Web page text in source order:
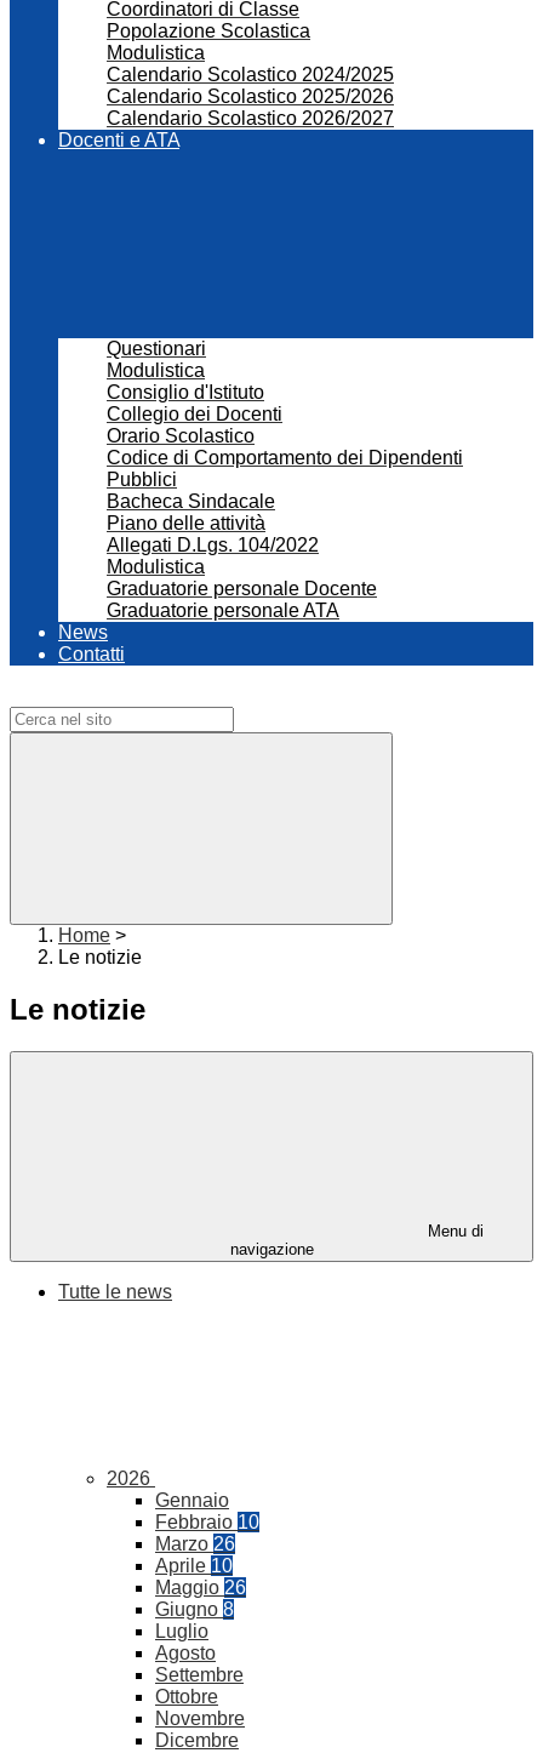
Coordinatori di Classe
Popolazione Scolastica
Modulistica
Calendario Scolastico 2024/2025
Calendario Scolastico 2025/2026
Calendario Scolastico 2026/2027
Docenti e ATA
Questionari
Modulistica
Consiglio d'Istituto
Collegio dei Docenti
Orario Scolastico
Codice di Comportamento dei Dipendenti
Pubblici
Bacheca Sindacale
Piano delle attività
Allegati D.Lgs. 104/2022
Modulistica
Graduatorie personale Docente
Graduatorie personale ATA
News
Contatti
Home >
Le notizie
Le notizie
Menu di
navigazione
Tutte le news
2026
Gennaio
Febbraio 10
Marzo 26
Aprile 10
Maggio 26
Giugno 8
Luglio
Agosto
Settembre
Ottobre
Novembre
Dicembre